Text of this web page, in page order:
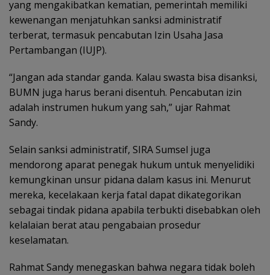
yang mengakibatkan kematian, pemerintah memiliki
kewenangan menjatuhkan sanksi administratif
terberat, termasuk pencabutan Izin Usaha Jasa
Pertambangan (IUJP).
“Jangan ada standar ganda. Kalau swasta bisa disanksi,
BUMN juga harus berani disentuh. Pencabutan izin
adalah instrumen hukum yang sah,” ujar Rahmat
Sandy.
Selain sanksi administratif, SIRA Sumsel juga
mendorong aparat penegak hukum untuk menyelidiki
kemungkinan unsur pidana dalam kasus ini. Menurut
mereka, kecelakaan kerja fatal dapat dikategorikan
sebagai tindak pidana apabila terbukti disebabkan oleh
kelalaian berat atau pengabaian prosedur
keselamatan.
Rahmat Sandy menegaskan bahwa negara tidak boleh